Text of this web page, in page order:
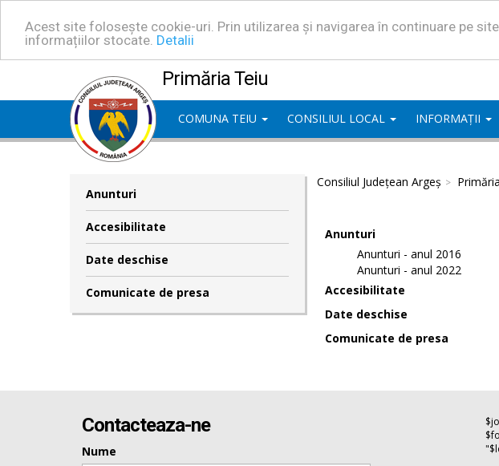
Acest site folosește cookie-uri. Prin utilizarea și navigarea în continuare pe
informațiilor stocate. Detalii
Primăria Teiu
COMUNA TEIU CONSILIUL LOCAL INFORMAȚII
Anunturi
Accesibilitate
Date deschise
Comunicate de presa
Consiliul Județean Argeș
Anunturi
Anunturi - anul 2016
Anunturi - anul 2022
Accesibilitate
Date deschise
Comunicate de presa
Contacteaza-ne
Nume